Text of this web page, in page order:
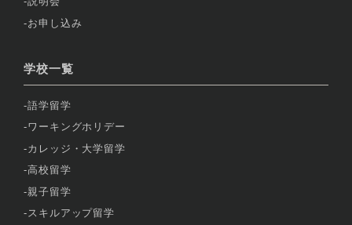
お申し込み
学校一覧
語学留学
ワーキングホリデー
カレッジ・大学留学
高校留学
親子留学
スキルアップ留学